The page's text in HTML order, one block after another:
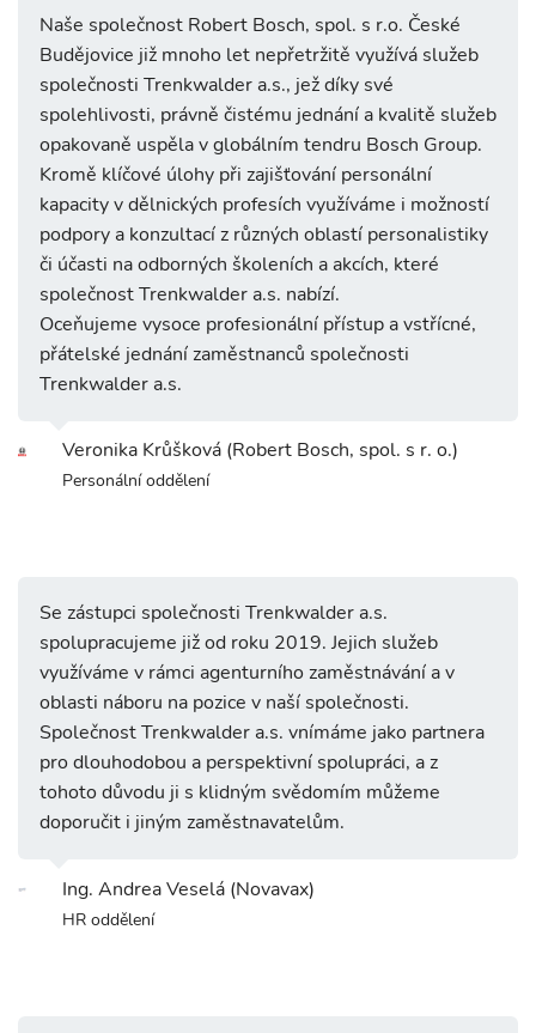
Naše společnost Robert Bosch, spol. s r.o. České
Budějovice již mnoho let nepřetržitě využívá služeb
společnosti Trenkwalder a.s., jež díky své
spolehlivosti, právně čistému jednání a kvalitě služeb
opakovaně uspěla v globálním tendru Bosch Group.
Kromě klíčové úlohy při zajišťování personální
kapacity v dělnických profesích využíváme i možností
podpory a konzultací z různých oblastí personalistiky
či účasti na odborných školeních a akcích, které
společnost Trenkwalder a.s. nabízí.
Oceňujeme vysoce profesionální přístup a vstřícné,
přátelské jednání zaměstnanců společnosti
Trenkwalder a.s.
Veronika Krůšková (Robert Bosch, spol. s r. o.)
Personální oddělení
Se zástupci společnosti Trenkwalder a.s.
spolupracujeme již od roku 2019. Jejich služeb
využíváme v rámci agenturního zaměstnávání a v
oblasti náboru na pozice v naší společnosti.
Společnost Trenkwalder a.s. vnímáme jako partnera
pro dlouhodobou a perspektivní spolupráci, a z
tohoto důvodu ji s klidným svědomím můžeme
doporučit i jiným zaměstnavatelům.
Ing. Andrea Veselá (Novavax)
HR oddělení